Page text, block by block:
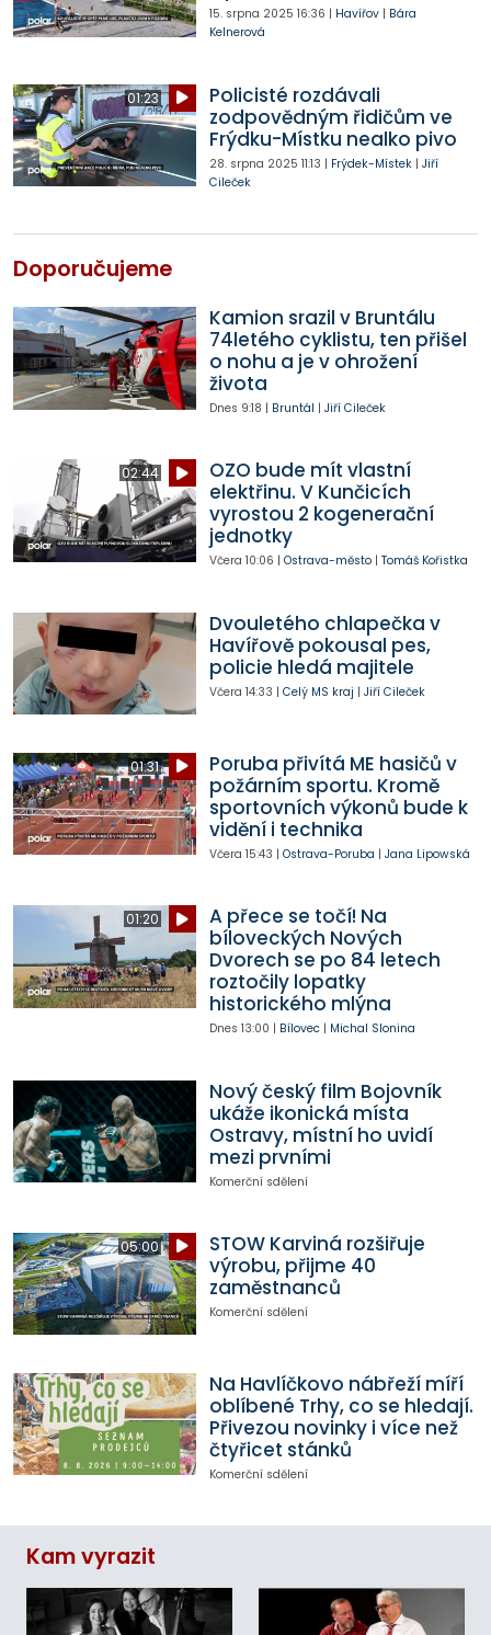
15. srpna 2025 16:36 | Havířov| Bára
Kelnerová
01:23
Policisté rozdávali
zodpovědným řidičům ve
Frýdku-Místku nealko pivo
28. srpna 2025 11:13 | Frýdek-Místek| Jiří
Cileček
Doporučujeme
Kamion srazil v Bruntálu
74letého cyklistu, ten přišel
o nohu a je v ohrožení
života
Dnes 9:18 | Bruntál | Jiří Cileček
02:44
OZO bude mít vlastní
elektřinu. V Kunčicích
vyrostou 2 kogenerační
jednotky
Včera 10:06 | Ostrava-město| Tomáš Kořistka
Dvouletého chlapečka v
Havířově pokousal pes,
policie hledá majitele
Včera 14:33 | Celý MS kraj | Jiří Cileček
01:31
Poruba přivítá ME hasičů v
požárním sportu. Kromě
sportovních výkonů bude k
vidění i technika
Včera 15:43 | Ostrava-Poruba | Jana Lipowská
01:20
A přece se točí! Na
bíloveckých Nových
Dvorech se po 84 letech
roztočily lopatky
historického mlýna
Dnes 13:00 | Bílovec| Michal Slonina
Nový český film Bojovník
ukáže ikonická místa
Ostravy, místní ho uvidí
mezi prvními
Komerční sdělení
05:00
STOW Karviná rozšiřuje
výrobu, přijme 40
zaměstnanců
Komerční sdělení
Na Havlíčkovo nábřeží míří
oblíbené Trhy, co se hledají.
Přivezou novinky i více než
čtyřicet stánků
Komerční sdělení
Kam vyrazit